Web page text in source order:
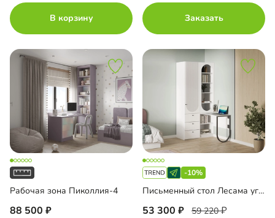
В корзину Заказать
Рабочая зона Пиколлия-4
88 500
-10%
Письменный стол Лесама угловой
53 300 59 220